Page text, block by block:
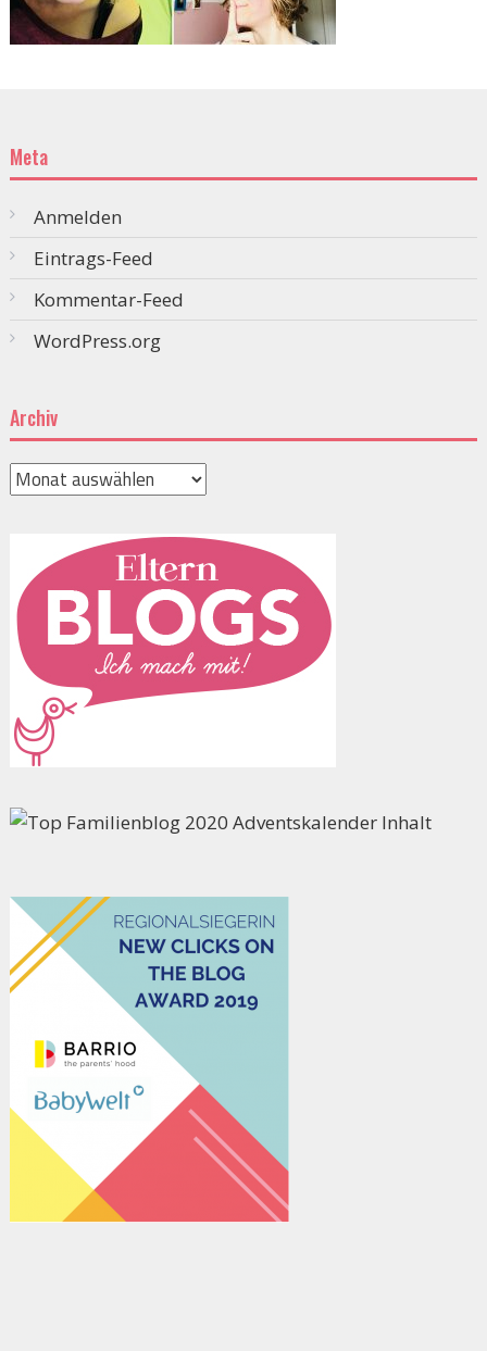
Meta
Anmelden
Eintrags-Feed
Kommentar-Feed
WordPress.org
Archiv
Archiv